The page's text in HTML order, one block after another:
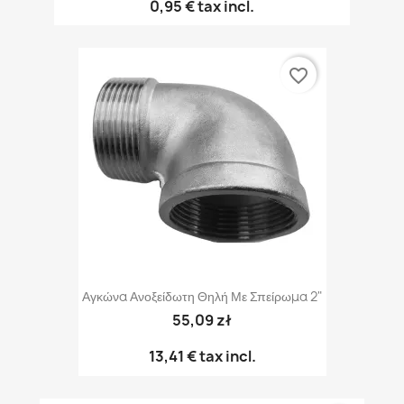
0,95 €tax incl.
Αγκώνα Ανοξείδωτη Θηλή Με Σπείρωμα 2"
55,09 zł
13,41 €tax incl.
favorite_border